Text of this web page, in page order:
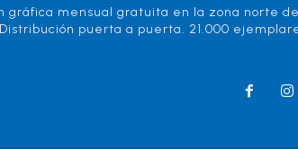
gráfica mensual gratuita en la zona norte
Distribución puerta a puerta. 21.000